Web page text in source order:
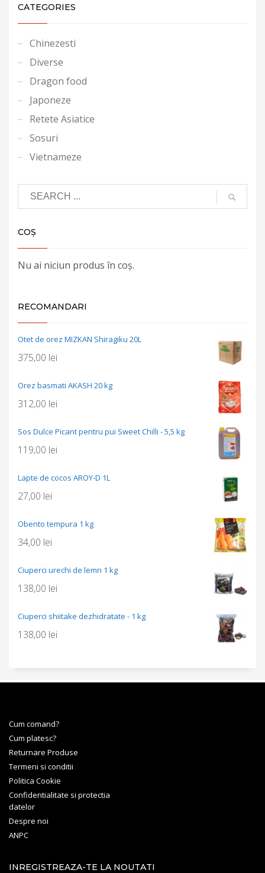
CATEGORIES
Chinezesti
Diverse
Dragon food
Japoneze
Retete Asiatice
Sosuri
Vietnameze
COȘ
Nu ai niciun produs în coș.
RECOMANDARI
Otet de orez MIZKAN Shiragiku 20L
375,00 lei
Orez basmati AKASH 20 kg
312,00 lei
Sos Dulce Picant pentru pui Sweet Chilli - 5,5 kg
119,00 lei
Lapte de cocos AROY-D 1L
27,00 lei
Obento tempura 1 kg
34,00 lei
Ciuperci urechi de lemn 1 kg
138,00 lei
Ciuperci shiitake dezhidratate - 1 kg
138,00 lei
Cum comand?
Cum platesc?
Returnare Produse
Termeni si conditii
Politica Cookie
Confidentialitate si protectia
datelor
Despre noi
ANPC
INREGISTREAZA-TE LA NOUTATI